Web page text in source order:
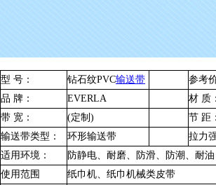
型 号： 钻石纹PVC输送带 参考
品 牌：
EVERLA 材 质：
带 宽：
(定制) 节 距：
输送带类型：
环形输送带 拉力
适用环境：
防静电、耐磨、防滑、防潮、耐油
使用范围
纸巾机、纸巾机械类皮带